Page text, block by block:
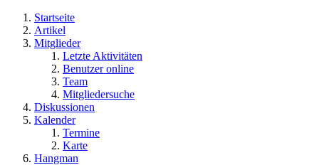
Startseite
Artikel
Mitglieder
Letzte Aktivitäten
Benutzer online
Team
Mitgliedersuche
Diskussionen
Kalender
Termine
Karte
Hangman